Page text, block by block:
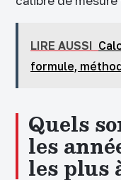
LIRE AUSSI
formule,
Quels
les
les plus